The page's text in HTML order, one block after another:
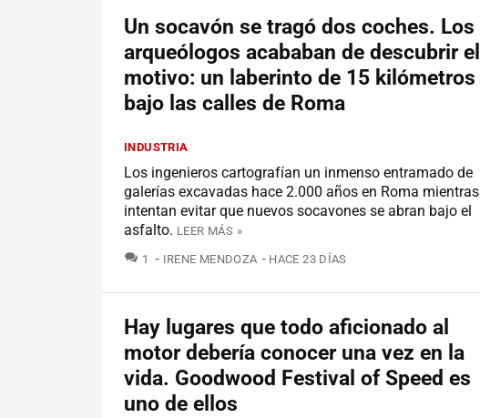
Un socavón se tragó dos coches. Los
arqueólogos acababan de descubrir el
motivo: un laberinto de 15 kilómetros
bajo las calles de Roma
INDUSTRIA
Los ingenieros cartografían un inmenso entramado de
galerías excavadas hace 2.000 años en Roma mientras
intentan evitar que nuevos socavones se abran bajo el
asfalto. LEER MÁS »
1 COMENTARIOS
IRENE MENDOZA HACE 23 DÍAS
Hay lugares que todo aficionado al
motor debería conocer una vez en la
vida. Goodwood Festival of Speed es
uno de ellos